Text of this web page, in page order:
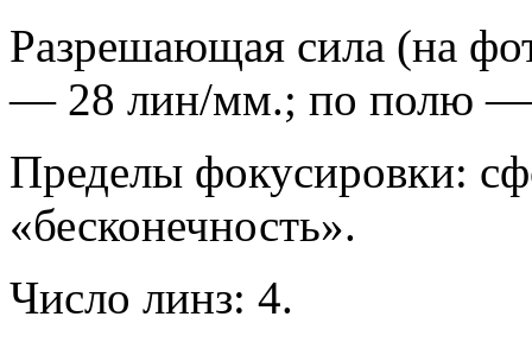
Разрешающая сила (на
— 28 лин/мм.; по полю
Пределы фокусировки:
«бесконечность».
Число линз: 4.